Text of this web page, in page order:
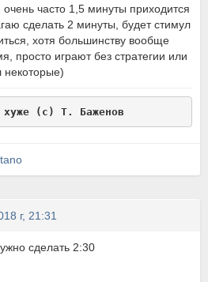
часто 1,5 минуты приходится
сделать 2 минуты, будет стимул
хотя большинству вообще
просто играют без стратегии или
некоторые)
хуже (с) Т. Баженов
г, 21:31
сделать 2:30